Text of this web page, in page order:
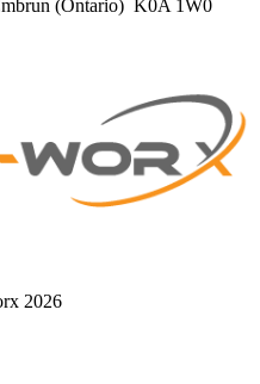
(Ontario) K0A 1W0
2026